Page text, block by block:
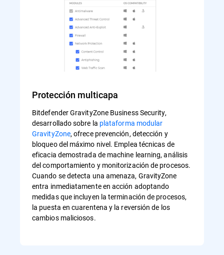
Protección multicapa
Bitdefender GravityZone Business Security,
desarrollado sobre la plataforma modular
GravityZone, ofrece prevención, detección y
bloqueo del máximo nivel. Emplea técnicas de
eficacia demostrada de machine learning, análisis
del comportamiento y monitorización de procesos.
Cuando se detecta una amenaza, GravityZone
entra inmediatamente en acción adoptando
medidas que incluyen la terminación de procesos,
la puesta en cuarentena y la reversión de los
cambios maliciosos.